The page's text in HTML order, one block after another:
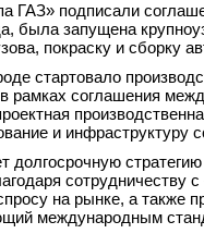
ГАЗ» подписали
была запущена
покраску и сборку
стартовало
рамках соглашения
и инфраструктуру
сотрудничеству
на рынке, а также
международным